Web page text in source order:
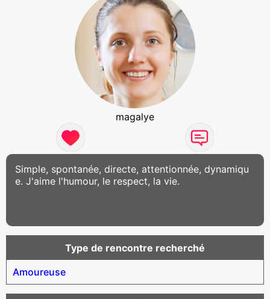
magalye
Simple, spontanée, directe, attentionnée, dynamiqu
e. J'aime l'humour, le respect, la vie.
Type de rencontre recherché
Amoureuse